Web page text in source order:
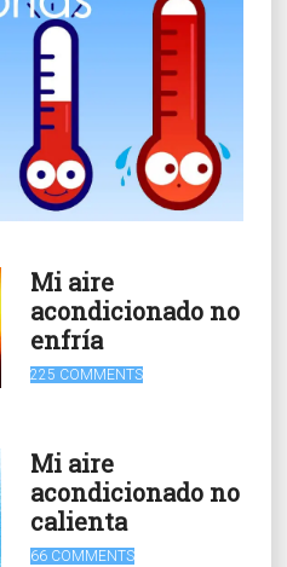
Mi aire
acondicionado no
enfría
225 COMMENTS
Mi aire
acondicionado no
calienta
66 COMMENTS